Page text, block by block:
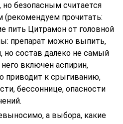
безопасным считается
(рекомендуем прочитать:
пить Цитрамон от головной
препарат можно выпить,
состав далеко не самый
включен аспирин,
приводит к срыгиванию,
бессоннице, опасности
а выбора, какие